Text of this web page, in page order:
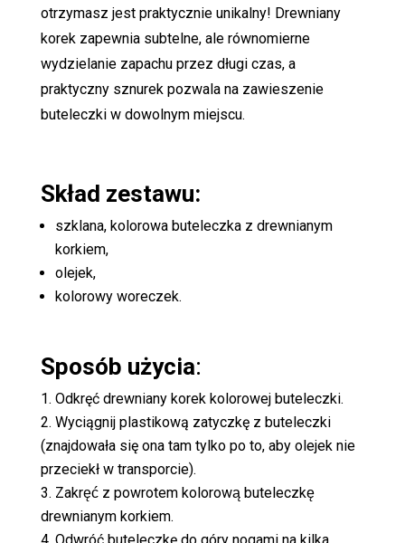
otrzymasz jest praktycznie unikalny! Drewniany
korek zapewnia subtelne, ale równomierne
wydzielanie zapachu przez długi czas, a
praktyczny sznurek pozwala na zawieszenie
buteleczki w dowolnym miejscu.
Skład zestawu:
szklana, kolorowa buteleczka z drewnianym
korkiem,
olejek,
kolorowy woreczek.
Sposób użycia:
Odkręć drewniany korek kolorowej buteleczki.
Wyciągnij plastikową zatyczkę z buteleczki
(znajdowała się ona tam tylko po to, aby olejek nie
przeciekł w transporcie).
Zakręć z powrotem kolorową buteleczkę
drewnianym korkiem.